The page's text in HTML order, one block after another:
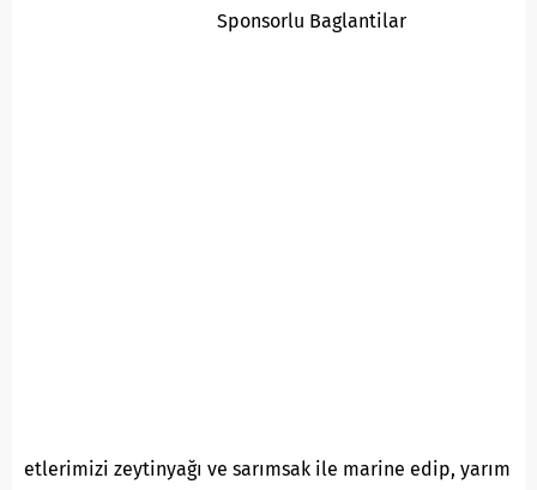
Sponsorlu Baglantilar
etlerimizi zeytinyağı ve sarımsak ile marine edip, yarım